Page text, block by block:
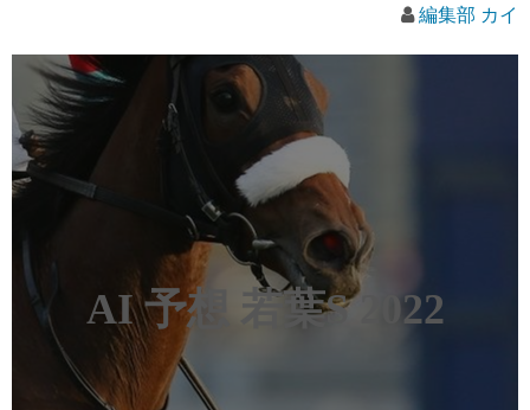
編集部 カイ
AI 予想 若葉S 2022